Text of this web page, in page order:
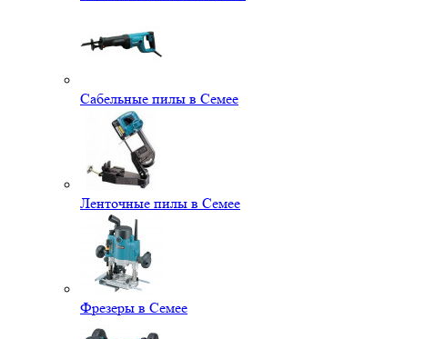
Сабельные пилы в Семее
Ленточные пилы в Семее
Фрезеры в Семее